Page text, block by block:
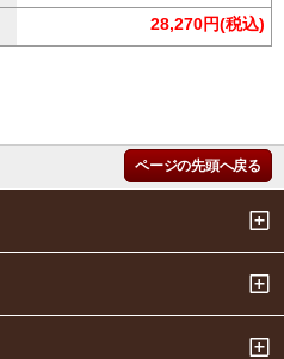
28,270円(税込)
ページの先頭へ戻る